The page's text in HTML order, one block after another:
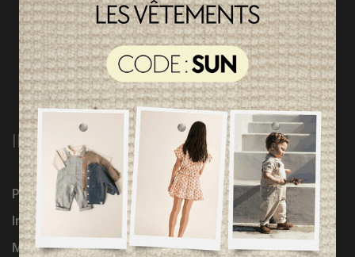
INFORMATIONS
Programme Loyauté
Influenceuses
Marques